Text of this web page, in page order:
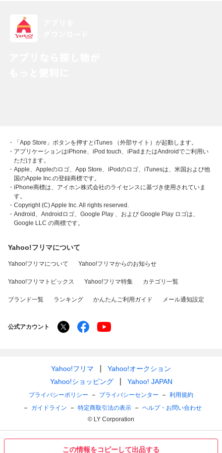
この情報をコピーして出品する
・「App Store」ボタンを押すとiTunes （外部サイト）が起動します。
・アプリケーションはiPhone、iPod touch、iPadまたはAndroidでご利用い
ただけます。
・Apple、Appleのロゴ、App Store、iPodのロゴ、iTunesは、米国および他
国のApple Inc.の登録商標です。
・iPhone商標は、アイホン株式会社のライセンスに基づき使用されていま
す。
・Copyright (C) Apple Inc. All rights reserved.
・Android、Androidロゴ、Google Play 、および Google Play ロゴは、
Google LLC の商標です。
Yahoo!フリマについて
Yahoo!フリマについて Yahoo!フリマからのお知らせ
Yahoo!フリマトピックス Yahoo!フリマ特集 カテゴリ一覧
ブランド一覧 ランキング かんたんご利用ガイド メール通知設定
公式アカウント
Yahoo!フリマ
Yahoo!オークション
Yahoo!ショッピング
Yahoo! JAPAN
プライバシーポリシー プライバシーセンター
利用規約
ガイドライン
特定商取引法の表示
ヘルプ・お問い合わせ
© LY Corporation